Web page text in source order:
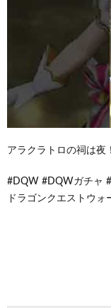
アラクラトロの祠は夜
#DQW #DQWガチャ
ドラゴンクエストウ